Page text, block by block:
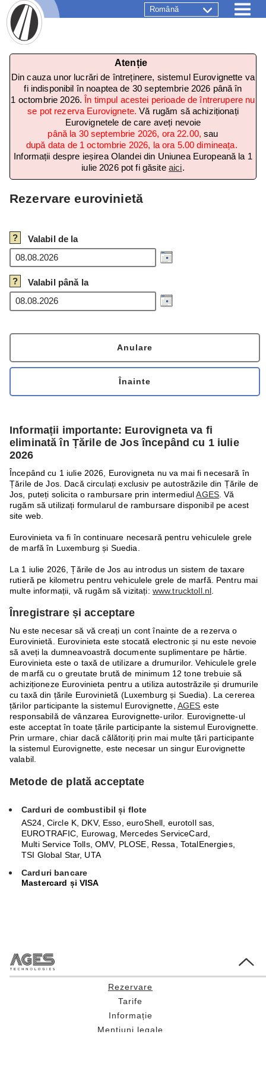
Română
Atenție
Din cauza unor lucrări de întreținere, sistemul Eurovignette va
fi indisponibil în noaptea de 30 septembrie 2026 până în
1 octombrie 2026. În timpul acestei perioade de întrerupere nu
se pot rezerva Eurovignete.Vă rugăm să achiziționați
Eurovignetele de care aveți nevoie
până la 30 septembrie 2026, ora 22.00,sau
după data de 1 octombrie 2026, la ora 5.00 dimineața.
Informații despre ieșirea Olandei din Uniunea Europeană la 1
iulie 2026 pot fi găsite aici.
Rezervare eurovinietă
? Valabil de la
? Valabil până la
Informații importante: Eurovigneta va fi
eliminată în Țările de Jos începând cu 1 iulie
2026
Începând cu 1 iulie 2026, Eurovigneta nu va mai fi necesară în
Țările de Jos. Dacă circulați exclusiv pe autostrăzile din Țările de
Jos, puteți solicita o rambursare prin intermediulAGES . Vă
rugăm să utilizați formularul de rambursare disponibil pe acest
site web.
Eurovinieta va fi în continuare necesară pentru vehiculele grele
de marfă în Luxemburg și Suedia.
La 1 iulie 2026, Țările de Jos au introdus un sistem de taxare
rutieră pe kilometru pentru vehiculele grele de marfă. Pentru mai
multe informații, vă rugăm să vizitați: www.trucktoll.nl
Înregistrare și acceptare
Nu este necesar să vă creați un cont înainte de a rezerva o
Eurovinietă. Eurovinieta este stocată electronic și nu este nevoie
să aveți la dumneavoastră documente suplimentare pe hârtie.
Eurovinieta este o taxă de utilizare a drumurilor. Vehiculele grele
de marfă cu o greutate brută de minimum 12 tone trebuie să
achiziționeze Eurovinieta pentru a utiliza autostrăzile și drumurile
cu taxă din țările Eurovinietă (Luxemburg și Suedia). La cererea
țărilor participante la sistemul Eurovignette, AGES este
responsabilă de vânzarea Eurovignette-urilor. Eurovignette-ul
este acceptat în toate țările participante la sistemul Eurovignette.
Prin urmare, chiar dacă călătoriți prin mai multe țări participante
la sistemul Eurovignette, este necesar un singur Eurovignette
valabil.
Metode de plată acceptate
Carduri de combustibil și flote
AS24, Circle K, DKV, Esso, euroShell, eurotoll sas,
EUROTRAFIC, Eurowag, Mercedes ServiceCard,
Multi Service Tolls, OMV, PLOSE, Ressa, TotalEnergies,
TSI Global Star, UTA
Carduri bancare
Mastercard și VISA
Go to Top
Rezervare
Tarife
Informație
Mențiuni legale